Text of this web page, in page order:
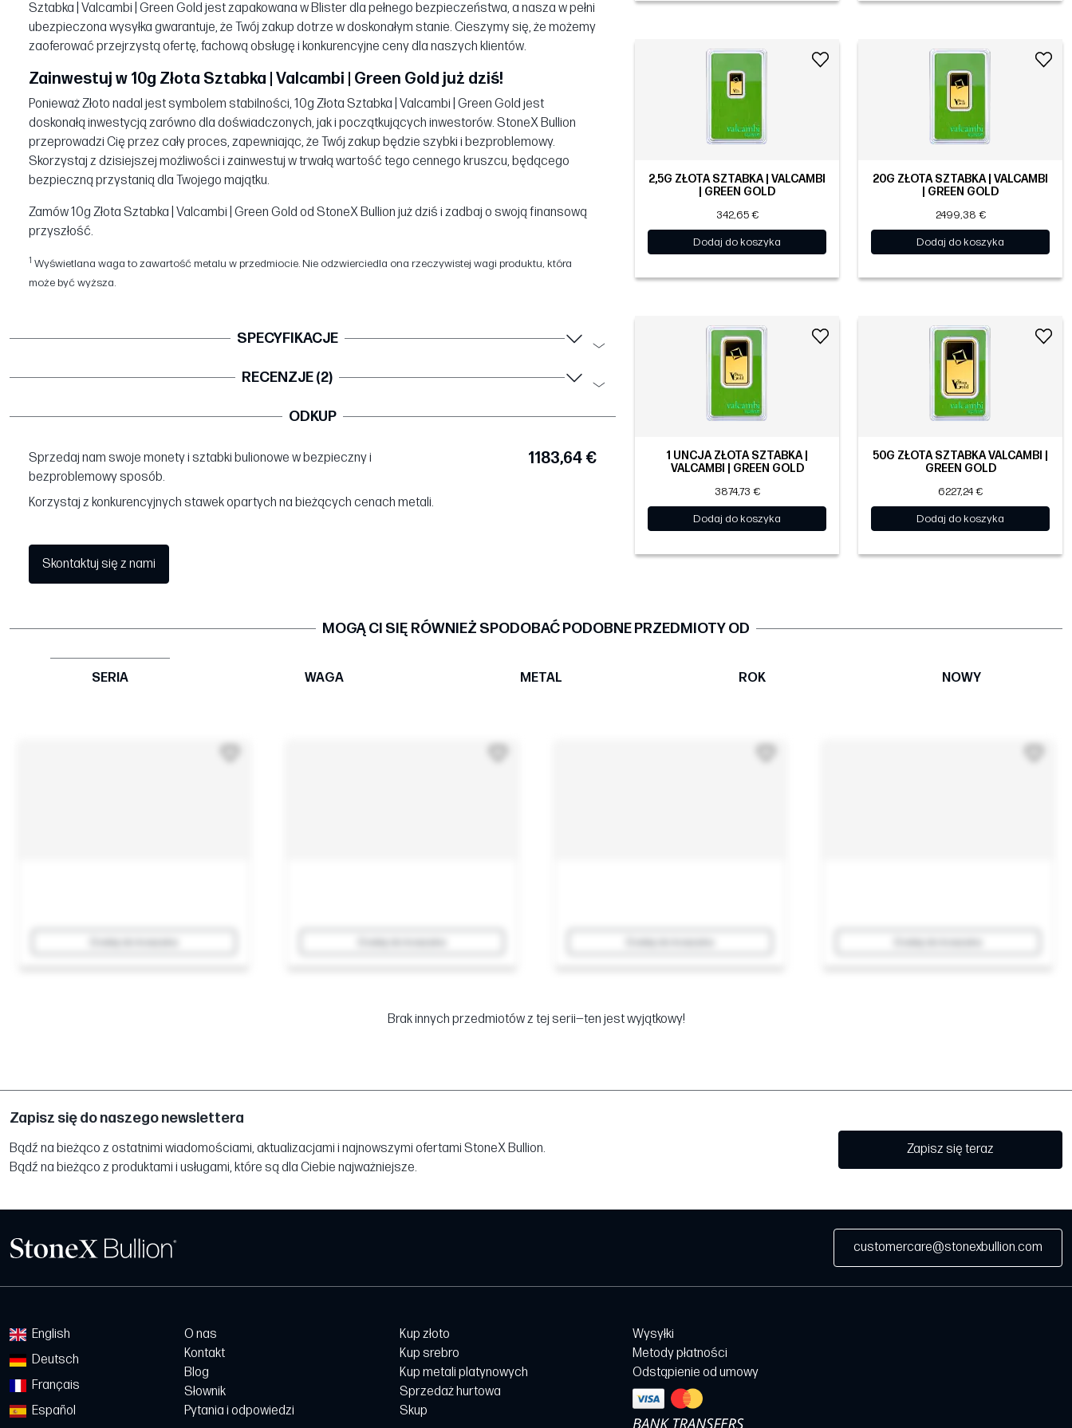
Sztabka | Valcambi | Green Gold jest zapakowana w Blister dla pełnego bezpieczeństwa, a nasza w pełni
ubezpieczona wysyłka gwarantuje, że Twój zakup dotrze w doskonałym stanie. Cieszymy się, że możemy
zaoferować przejrzystą ofertę, fachową obsługę i konkurencyjne ceny dla naszych klientów.
Zainwestuj w 10g Złota Sztabka | Valcambi | Green Gold już dziś!
Ponieważ Złoto nadal jest symbolem stabilności, 10g Złota Sztabka | Valcambi | Green Gold jest
doskonałą inwestycją zarówno dla doświadczonych, jak i początkujących inwestorów. StoneX Bullion
przeprowadzi Cię przez cały proces, zapewniając, że Twój zakup będzie szybki i bezproblemowy.
Skorzystaj z dzisiejszej możliwości i zainwestuj w trwałą wartość tego cennego kruszcu, będącego
bezpieczną przystanią dla Twojego majątku.
Zamów 10g Złota Sztabka | Valcambi | Green Gold od StoneX Bullion już dziś i zadbaj o swoją finansową
przyszłość.
1 Wyświetlana waga to zawartość metalu w przedmiocie. Nie odzwierciedla ona rzeczywistej wagi produktu, która
może być wyższa.
SPECYFIKACJE
RECENZJE (2)
ODKUP
1183,64 €
Sprzedaj nam swoje monety i sztabki bulionowe w bezpieczny i
bezproblemowy sposób.
Korzystaj z konkurencyjnych stawek opartych na bieżących cenach metali.
Skontaktuj się z nami
2,5G ZŁOTA SZTABKA | VALCAMBI
| GREEN GOLD
342,65 €
Dodaj do koszyka
20G ZŁOTA SZTABKA | VALCAMBI
| GREEN GOLD
2499,38 €
Dodaj do koszyka
1 UNCJA ZŁOTA SZTABKA |
VALCAMBI | GREEN GOLD
3874,73 €
Dodaj do koszyka
50G ZŁOTA SZTABKA VALCAMBI |
GREEN GOLD
6227,24 €
Dodaj do koszyka
MOGĄ CI SIĘ RÓWNIEŻ SPODOBAĆ PODOBNE PRZEDMIOTY OD
SERIA WAGA METAL ROK NOWY
Brak innych przedmiotów z tej serii—ten jest wyjątkowy!
Zapisz się do naszego newslettera
Bądź na bieżąco z ostatnimi wiadomościami, aktualizacjami i najnowszymi ofertami StoneX Bullion.
Bądź na bieżąco z produktami i usługami, które są dla Ciebie najważniejsze.
Zapisz się teraz
customercare@stonexbullion.com
English
Deutsch
Français
Español
O nas
Kontakt
Blog
Słownik
Pytania i odpowiedzi
Kup złoto
Kup srebro
Kup metali platynowych
Sprzedaż hurtowa
Skup
Wysyłki
Metody płatności
Odstąpienie od umowy